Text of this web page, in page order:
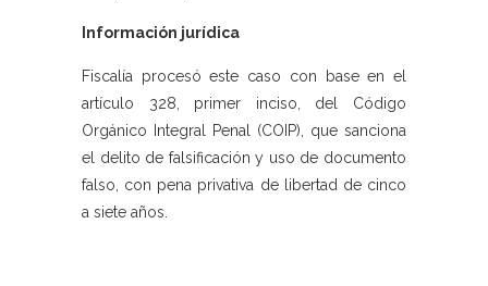
Información jurídica
Fiscalía procesó este caso con base en el
artículo 328, primer inciso, del Código
Orgánico Integral Penal (COIP), que sanciona
el delito de falsificación y uso de documento
falso, con pena privativa de libertad de cinco
a siete años.